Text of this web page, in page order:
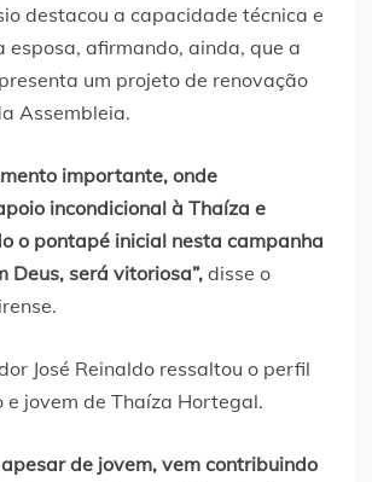
destacou a capacidade técnica e
esposa, afirmando, ainda, que a
um projeto de renovação
Assembleia.
importante, onde
incondicional à Thaíza e
o pontapé inicial nesta campanha
Deus, será vitoriosa”, disse o
José Reinaldo ressaltou o perfil
e jovem de Thaíza Hortegal.
apesar de jovem, vem contribuindo